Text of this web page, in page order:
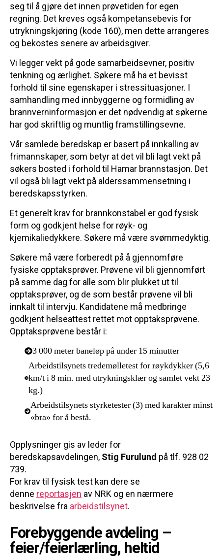
seg til å gjøre det innen prøvetiden for egen
regning. Det kreves også kompetansebevis for
utrykningskjøring (kode 160), men dette arrangeres
og bekostes senere av arbeidsgiver.
Vi legger vekt på gode samarbeidsevner, positiv
tenkning og ærlighet. Søkere må ha et bevisst
forhold til sine egenskaper i stressituasjoner. I
samhandling med innbyggerne og formidling av
brannverninformasjon er det nødvendig at søkerne
har god skriftlig og muntlig framstillingsevne.
Vår samlede beredskap er basert på innkalling av
frimannskaper, som betyr at det vil bli lagt vekt på
søkers bosted i forhold til Hamar brannstasjon. Det
vil også bli lagt vekt på alderssammensetning i
beredskapsstyrken.
Et generelt krav for brannkonstabel er god fysisk
form og godkjent helse for røyk- og
kjemikaliedykkere. Søkere må være svømmedyktig.
Søkere må være forberedt på å gjennomføre
fysiske opptaksprøver. Prøvene vil bli gjennomført
på samme dag for alle som blir plukket ut til
opptaksprøver, og de som består prøvene vil bli
innkalt til intervju. Kandidatene må medbringe
godkjent helseattest rettet mot opptaksprøvene.
Opptaksprøvene består i:
3 000 meter baneløp på under 15 minutter
Arbeidstilsynets tredemølletest for røykdykker (5,6
km/t i 8 min. med utrykningsklær og samlet vekt 23
kg.)
Arbeidstilsynets styrketester (3) med karakter minst
«bra» for å bestå.
Opplysninger gis av leder for
beredskapsavdelingen, Stig Furulund på tlf. 928 02
739.
For krav til fysisk test kan dere se
denne reportasjen av NRK og en nærmere
beskrivelse fra arbeidstilsynet.
Forebyggende avdeling –
feier/feierlærling, heltid